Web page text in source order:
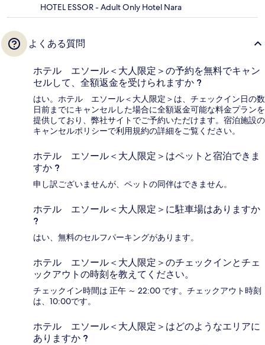
HOTEL ESSOR - Adult Only Hotel Nara
よくある質問
ホテル エソール＜大人限定＞の予約を無料でキャン
セルして、全額返金を受けられますか ?
はい。ホテル エソール＜大人限定＞は、チェックイン日の数
日前までにキャンセルした場合に全額返金可能な料金プランを
提供しており、弊社サイトでご予約いただけます。宿泊施設の
キャンセルポリシーで利用規約の詳細をご覧ください。
ホテル エソール＜大人限定＞はペットと宿泊できま
すか ?
申し訳ございませんが、ペットの同伴はできません。
ホテル エソール＜大人限定＞に駐車場はありますか
?
はい、無料のセルフパーキングがあります。
ホテル エソール＜大人限定＞のチェックインとチェ
ックアウトの時刻を教えてください。
チェックイン時間は 正午 ～ 22:00 です。チェックアウト時刻
は、10:00です。
ホテル エソール＜大人限定＞はどのようなエリアに
ありますか ?